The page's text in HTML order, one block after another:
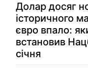
Долар досяг
історичного
євро впало:
встановив
січня